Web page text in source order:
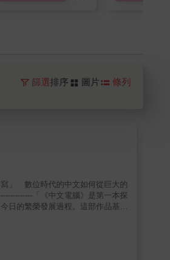
篩選排序 圖片 條列
寫」 數位時代的中文如何從巨大的
「《中文電腦》是第一本探
日的繁榮發展過程。這部作品基於
工業界，以及中國大陸的高層智
文字如何與電腦結合，結合過程當